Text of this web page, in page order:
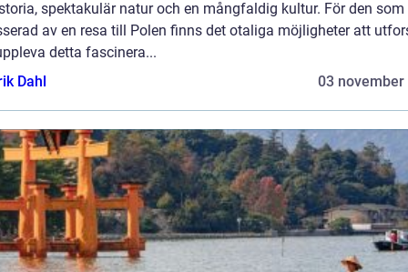
spektakulär natur och en mångfaldig kultur. För den som
av en resa till Polen finns det otaliga möjligheter att
detta fascinera...
Dahl
03 november